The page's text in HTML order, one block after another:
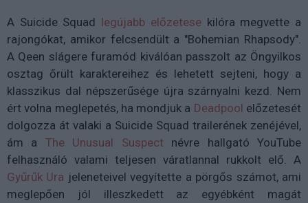
A Suicide Squad legújabb előzetesekilóra megvette a
rajongókat, amikor felcsendült a "Bohemian Rhapsody".
A Qeen slágere furamód kiválóan passzolt az Öngyilkos
osztag őrült karaktereihez és lehetett sejteni, hogy a
klasszikus dal népszerűsége újra szárnyalni kezd. Nem
ért volna meglepetés, ha mondjuk a Deadpool előzetesét
dolgozza át valaki a Suicide Squad trailerének zenéjével,
ám a The Unusual Suspect névre hallgató YouTube
felhasználó valami teljesen váratlannal rukkolt elő. A
Gyűrűk Ura jeleneteivel vegyítette a pörgős számot, ami
meglepően jól illeszkedett az egyébként magát